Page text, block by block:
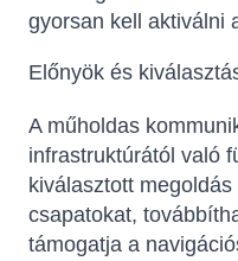
gyorsan kell aktiválni
Előnyök és
A műholdas
infrastruktúrától való
kiválasztott
csapatokat,
támogatja a